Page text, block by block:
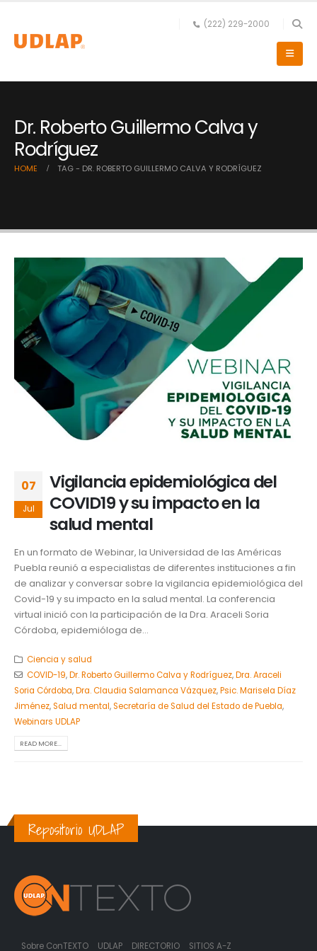
(222) 229-2000
Dr. Roberto Guillermo Calva y
Rodríguez
HOME TAG - DR. ROBERTO GUILLERMO CALVA Y RODRÍGUEZ
07
Jul
Vigilancia epidemiológica del
COVID19 y su impacto en la
salud mental
En un formato de Webinar, la Universidad de las Américas
Puebla reunió a especialistas de diferentes instituciones a fin
de analizar y conversar sobre la vigilancia epidemiológica del
Covid-19 y su impacto en la salud mental. La conferencia
virtual inició con la participación de la Dra. Araceli Soria
Córdoba, epidemióloga de...
Ciencia y salud
COVID-19,Dr. Roberto Guillermo Calva y Rodríguez,Dra. Araceli
Soria Córdoba,Dra. Claudia Salamanca Vázquez,Psic. Marisela Díaz
Jiménez,Salud mental,Secretaría de Salud del Estado de Puebla,
Webinars UDLAP
READ MORE...
Repositorio UDLAP
Sobre ConTEXTO UDLAP DIRECTORIO SITIOS A-Z